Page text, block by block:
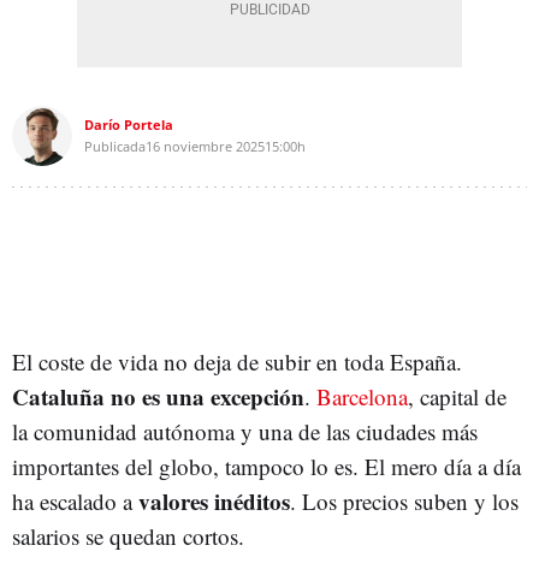
Darío Portela
Publicada16 noviembre 202515:00h
El coste de vida no deja de subir en toda España.
Cataluña no es una excepción. Barcelona, capital de
la comunidad autónoma y una de las ciudades más
importantes del globo, tampoco lo es. El mero día a día
ha escalado avalores inéditos. Los precios suben y los
salarios se quedan cortos.